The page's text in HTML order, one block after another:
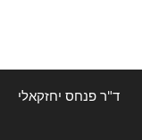
ד"ר פנחס יחזקאלי